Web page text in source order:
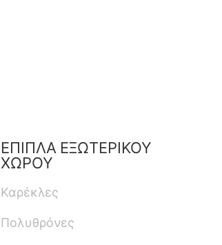
ΕΠΙΠΛΑ ΕΞΩΤΕΡΙΚΟΥ
ΧΩΡΟΥ
Καρέκλες
Πολυθρόνες